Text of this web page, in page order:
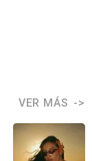
VER MÁS